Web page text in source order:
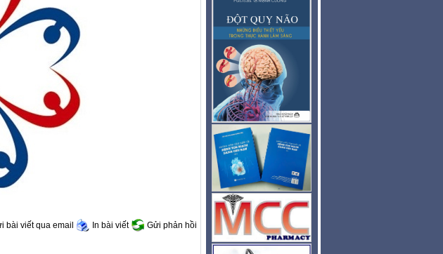
bài viết qua email In bài viết Gửi phản hồi